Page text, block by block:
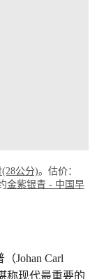
公分)。估价：
金紫银青 - 中国早
Johan Carl
称现代最重要的